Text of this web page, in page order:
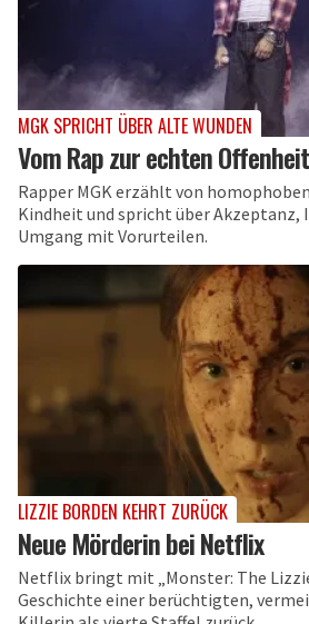
MGK SPRICHT ÜBER ALTE WUNDEN
Vom Rap zur echten Offenheit
Rapper MGK erzählt von
Kindheit und spricht über Akzeptanz,
Umgang mit Vorurteilen.
LIZZIE BORDEN KEHRT ZURÜCK
Neue Mörderin bei Netflix
Netflix bringt mit „Monster: The
Geschichte einer berüchtigten,